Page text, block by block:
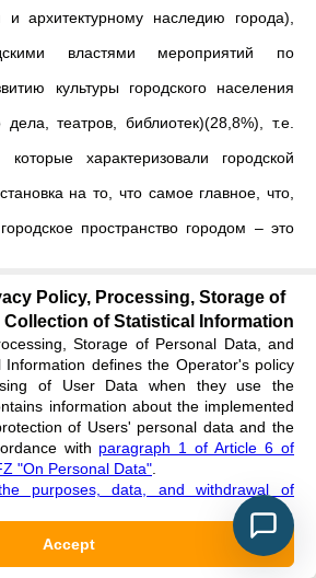
архитектурному наследию города),
властями мероприятий по
культуры городского населения
дела, театров, библиотек)(28,8%), т.е.
характеризовали городской
на то, что самое главное, что,
пространство городом ‒ это
феномены”
: знание
родного города (5,8%) и общий уровень
людей (18,1%).
горожан затруднились с ответами на
жителей Ленинградской области на
под словосочетанием
Policy, Processing, Storage of
Collection of Statistical Information
Storage of Personal Data, and
Information defines the Operator's policy
of User Data when they use the
information about the implemented
of Users' personal data and the
with paragraph 1 of Article 6 of
"On Personal Data"
purposes, data, and withdrawal of
Accept